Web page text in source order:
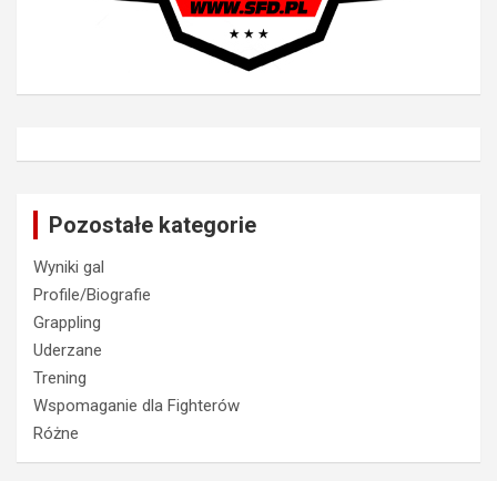
Pozostałe kategorie
Wyniki gal
Profile/Biografie
Grappling
Uderzane
Trening
Wspomaganie dla Fighterów
Różne